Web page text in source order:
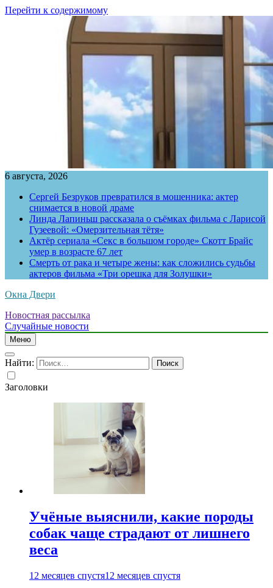
Перейти к содержимому
6 августа, 2026
Сергей Безруков превратился в мошенника: актер
снимается в новой драме
Линда Лапиньш рассказала о съёмках фильма с Ларисой
Гузеевой: «Омерзительная тётя»
Актёр сериала «Секс в большом городе» Скотт Брайс
умер в возрасте 67 лет
Смерть от рака и четыре жены: как сложились судьбы
актеров фильма «Три орешка для Золушки»
Окна Двери
Новостная рассылка
Случайные новости
Меню
Найти:
Заголовки
Учёные выяснили, какие породы
собак чаще страдают от лишнего
веса
12 месяцев спустя12 месяцев спустя